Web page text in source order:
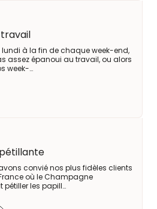
lundi à la fin de chaque week-end,
assez épanoui au travail, ou alors
week-…
convié nos plus fidèles clients
où le Champagne
pétiller les papill…